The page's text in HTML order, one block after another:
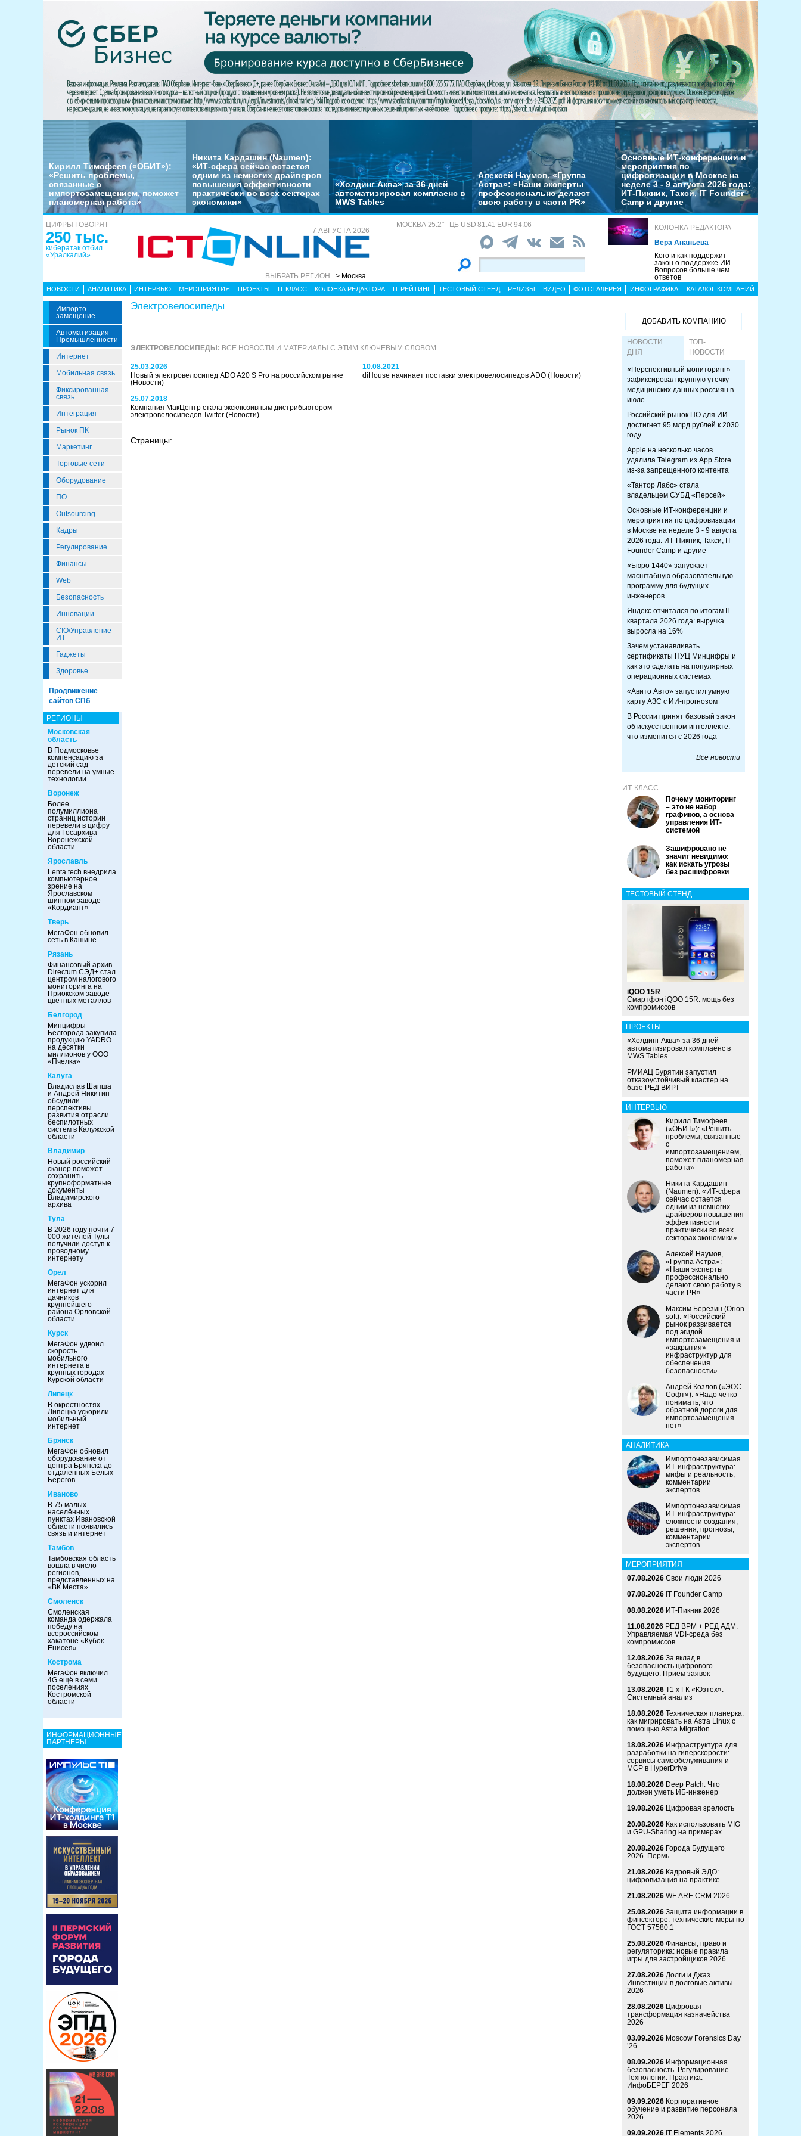
Кирилл Тимофеев («ОБИТ»):
«Решить проблемы,
связанные с
импортозамещением, поможет
планомерная работа»
Никита Кардашин (Naumen):
«ИТ-сфера сейчас остается
одним из немногих драйверов
повышения эффективности
практически во всех секторах
экономики»
«Холдинг Аква» за 36 дней
автоматизировал комплаенс в
MWS Tables
Алексей Наумов, «Группа
Астра»: «Наши эксперты
профессионально делают
свою работу в части PR»
Основные ИТ-конференции и
мероприятия по
цифровизации в Москве на
неделе 3 - 9 августа 2026 года:
ИТ-Пикник, Такси, IT Founder
Camp и другие
ЦИФРЫ ГОВОРЯТ
250 тыс.
кибератак отбил
«Уралкалий»
7 АВГУСТА 2026
ВЫБРАТЬ РЕГИОН > Москва
МОСКВА 25.2° ЦБ USD 81.41 EUR 94.06
КОЛОНКА РЕДАКТОРА
Вера Ананьева
Кого и как поддержит
закон о поддержке ИИ.
Вопросов больше чем
ответов
НОВОСТИ АНАЛИТИКА ИНТЕРВЬЮ МЕРОПРИЯТИЯ ПРОЕКТЫ IT КЛАСС КОЛОНКА РЕДАКТОРА IT РЕЙТИНГ ТЕСТОВЫЙ СТЕНД РЕЛИЗЫ ВИДЕО ФОТОГАЛЕРЕЯ ИНФОГРАФИКА КАТАЛОГ КОМПАНИЙ
Импорто­
Замещение
Автоматизация
Промышленности
Интернет
Мобильная связь
Фиксированная
связь
Интеграция
Рынок ПК
Маркетинг
Торговые сети
Оборудование
ПО
Outsourcing
Кадры
Регулирование
Финансы
Web
Безопасность
Инновации
CIO/Управление
ИТ
Гаджеты
Здоровье
Продвижение
сайтов СПб
РЕГИОНЫ
Московская
область
В Подмосковье
компенсацию за
детский сад
перевели на умные
технологии
Воронеж
Более
полумиллиона
страниц истории
перевели в цифру
для Госархива
Воронежской
области
Ярославль
Lenta tech внедрила
компьютерное
зрение на
Ярославском
шинном заводе
«Кордиант»
Тверь
МегаФон обновил
сеть в Кашине
Рязань
Финансовый архив
Directum СЭД+ стал
центром налогового
мониторинга на
Приокском заводе
цветных металлов
Белгород
Минцифры
Белгорода закупила
продукцию YADRO
на десятки
миллионов у ООО
«Пчелка»
Калуга
Владислав Шапша
и Андрей Никитин
обсудили
перспективы
развития отрасли
беспилотных
систем в Калужской
области
Владимир
Новый российский
сканер поможет
сохранить
крупноформатные
документы
Владимирского
архива
Тула
В 2026 году почти 7
000 жителей Тулы
получили доступ к
проводному
интернету
Орел
МегаФон ускорил
интернет для
дачников
крупнейшего
района Орловской
области
Курск
МегаФон удвоил
скорость
мобильного
интернета в
крупных городах
Курской области
Липецк
В окрестностях
Липецка ускорили
мобильный
интернет
Брянск
МегаФон обновил
оборудование от
центра Брянска до
отдаленных Белых
Берегов
Иваново
В 75 малых
населённых
пунктах Ивановской
области появились
связь и интернет
Тамбов
Тамбовская область
вошла в число
регионов,
представленных на
«ВК Места»
Смоленск
Смоленская
команда одержала
победу на
всероссийском
хакатоне «Кубок
Енисея»
Кострома
МегаФон включил
4G ещё в семи
поселениях
Костромской
области
ИНФОРМАЦИОННЫЕ
ПАРТНЕРЫ
Электровелосипеды
ЭЛЕКТРОВЕЛОСИПЕДЫ: ВСЕ НОВОСТИ И МАТЕРИАЛЫ С ЭТИМ КЛЮЧЕВЫМ СЛОВОМ
25.03.2026
Новый электровелосипед ADO A20 S Pro на российском рынке
(Новости)
10.08.2021
diHouse начинает поставки электровелосипедов ADO (Новости)
25.07.2018
Компания МакЦентр стала эксклюзивным дистрибьютором
электровелосипедов Twitter (Новости)
Страницы:
ДОБАВИТЬ КОМПАНИЮ
НОВОСТИ
ДНЯ
ТОП-
НОВОСТИ
«Перспективный мониторинг»
зафиксировал крупную утечку
медицинских данных россиян в
июле
Российский рынок ПО для ИИ
достигнет 95 млрд рублей к 2030
году
Apple на несколько часов
удалила Telegram из App Store
из-за запрещенного контента
«Тантор Лабс» стала
владельцем СУБД «Персей»
Основные ИТ-конференции и
мероприятия по цифровизации
в Москве на неделе 3 - 9 августа
2026 года: ИТ-Пикник, Такси, IT
Founder Camp и другие
«Бюро 1440» запускает
масштабную образовательную
программу для будущих
инженеров
Яндекс отчитался по итогам II
квартала 2026 года: выручка
выросла на 16%
Зачем устанавливать
сертификаты НУЦ Минцифры и
как это сделать на популярных
операционных системах
«Авито Авто» запустил умную
карту АЗС с ИИ-прогнозом
В России принят базовый закон
об искусственном интеллекте:
что изменится с 2026 года
Все новости
ИТ-КЛАСС
Почему мониторинг
– это не набор
графиков, а основа
управления ИТ-
системой
Зашифровано не
значит невидимо:
как искать угрозы
без расшифровки
ТЕСТОВЫЙ СТЕНД
iQOO 15R
Смартфон iQOO 15R: мощь без
компромиссов
ПРОЕКТЫ
«Холдинг Аква» за 36 дней
автоматизировал комплаенс в
MWS Tables
РМИАЦ Бурятии запустил
отказоустойчивый кластер на
базе РЕД ВИРТ
ИНТЕРВЬЮ
Кирилл Тимофеев
(«ОБИТ»): «Решить
проблемы, связанные
с
импортозамещением,
поможет планомерная
работа»
Никита Кардашин
(Naumen): «ИТ-сфера
сейчас остается
одним из немногих
драйверов повышения
эффективности
практически во всех
секторах экономики»
Алексей Наумов,
«Группа Астра»:
«Наши эксперты
профессионально
делают свою работу в
части PR»
Максим Березин (Orion
soft): «Российский
рынок развивается
под эгидой
импортозамещения и
«закрытия»
инфраструктур для
обеспечения
безопасности»
Андрей Козлов («ЭОС
Софт»): «Надо четко
понимать, что
обратной дороги для
импортозамещения
нет»
АНАЛИТИКА
Импортонезависимая
ИТ-инфраструктура:
мифы и реальность,
комментарии
экспертов
Импортонезависимая
ИТ-инфраструктура:
сложности создания,
решения, прогнозы,
комментарии
экспертов
МЕРОПРИЯТИЯ
07.08.2026 Свои люди 2026
07.08.2026 IT Founder Camp
08.08.2026 ИТ-Пикник 2026
11.08.2026 РЕД ВРМ + РЕД АДМ:
Управляемая VDI-среда без
компромиссов
12.08.2026 За вклад в
безопасность цифрового
будущего. Прием заявок
13.08.2026 Т1 x ГК «Юзтех»:
Системный анализ
18.08.2026 Техническая планерка:
как мигрировать на Astra Linux с
помощью Astra Migration
18.08.2026 Инфраструктура для
разработки на гиперскорости:
сервисы самообслуживания и
MCP в HyperDrive
18.08.2026 Deep Patch: Что
должен уметь ИБ-инженер
19.08.2026 Цифровая зрелость
20.08.2026 Как использовать MIG
и GPU-Sharing на примерах
20.08.2026 Города Будущего
2026. Пермь
21.08.2026 Кадровый ЭДО:
цифровизация на практике
21.08.2026 WE ARE CRM 2026
25.08.2026 Защита информации в
финсекторе: технические меры по
ГОСТ 57580.1
25.08.2026 Финансы, право и
регуляторика: новые правила
игры для застройщиков 2026
27.08.2026 Долги и Джаз.
Инвестиции в долговые активы
2026
28.08.2026 Цифровая
трансформация казначейства
2026
03.09.2026 Moscow Forensics Day
’26
08.09.2026 Информационная
безопасность. Регулирование.
Технологии. Практика.
ИнфоБЕРЕГ 2026
09.09.2026 Корпоративное
обучение и развитие персонала
2026
09.09.2026 IT Elements 2026